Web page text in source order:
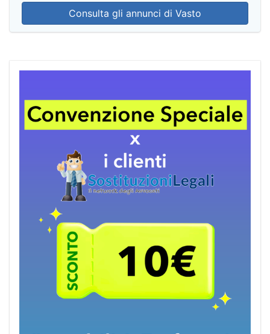
Consulta gli annunci di Vasto